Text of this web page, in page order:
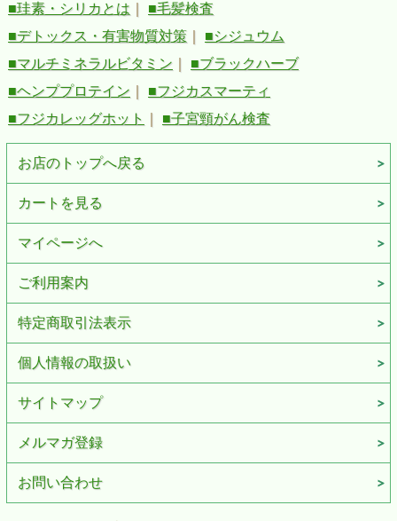
■珪素・シリカとは
■毛髪検査
■デトックス・有害物質対策
■シジュウム
■マルチミネラルビタミン
■ブラックハーブ
■ヘンププロテイン
■フジカスマーティ
■フジカレッグホット
■子宮頸がん検査
お店のトップへ戻る
カートを見る
マイページへ
ご利用案内
特定商取引法表示
個人情報の取扱い
サイトマップ
メルマガ登録
お問い合わせ